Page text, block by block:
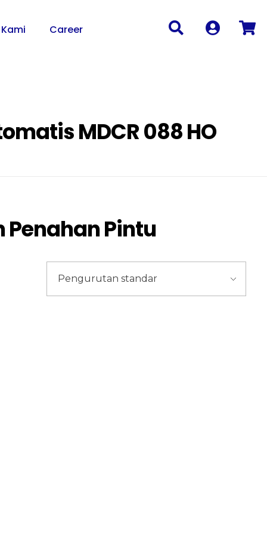
Career
MDCR 088 HO
Penahan Pintu